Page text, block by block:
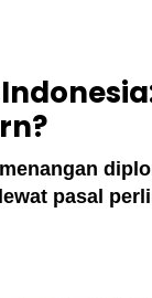
pasal